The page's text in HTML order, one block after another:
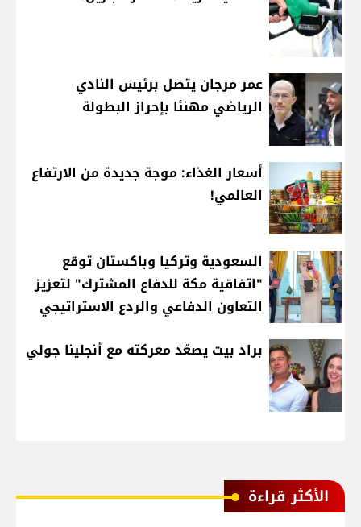
عمر مرجان يتصل برئيس النادي
الرياضي مهنئا بإحراز البطولة
أسعار الغذاء: موجة جديدة من الارتفاع
العالمي!
السعودية وتركيا وباكستان توقع
"اتفاقية مكة للدفاع المشترك" لتعزيز
التعاون الدفاعي والردع الاستراتيجي
براد بيت يصعّد معركته مع أنجلينا جولي
الأكثر قراءة